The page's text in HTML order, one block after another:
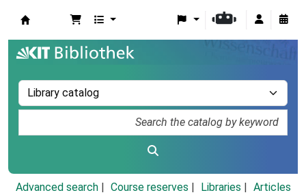
Advanced search Course reserves Libraries
Articles